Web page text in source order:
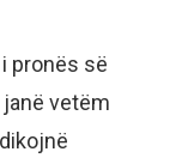
pronës së
vetëm